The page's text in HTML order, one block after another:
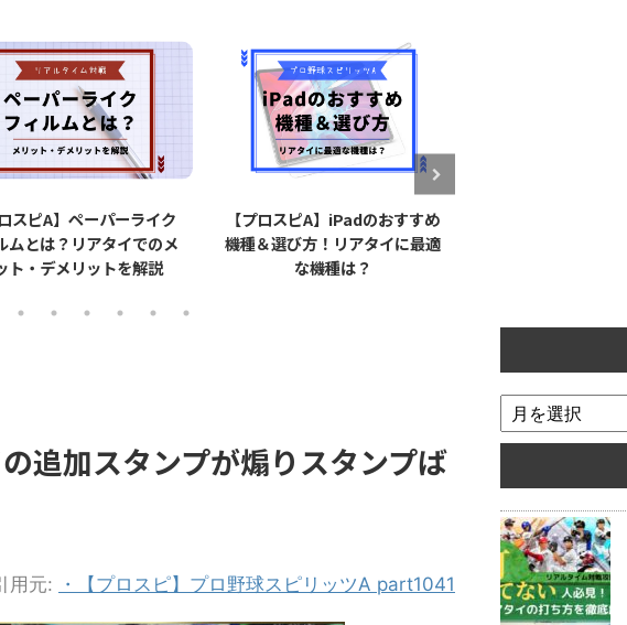
ピA】ペーパーライク
とは？リアタイでのメ
・デメリットを解説
【プロスピA】iPadのおすすめ
機種＆選び方！リアタイに最適
な機種は？
追加スタンプが煽りスタンプば
用元: ・【プロスピ】プロ野球スピリッツA part1041